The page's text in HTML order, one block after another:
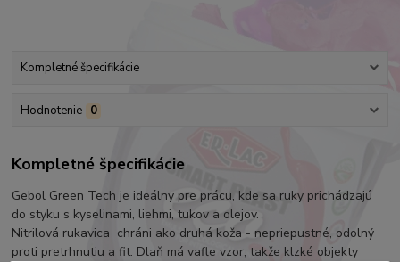
Kompletné špecifikácie
Hodnotenie 0
Kompletné špecifikácie
Gebol Green Tech je ideálny pre prácu, kde sa ruky prichádzajú
do styku s kyselinami, liehmi, tukov a olejov.
Nitrilová rukavica chráni ako druhá koža - nepriepustné, odolný
proti pretrhnutiu a fit. Dlaň má vafle vzor, ​​takže klzké objekty